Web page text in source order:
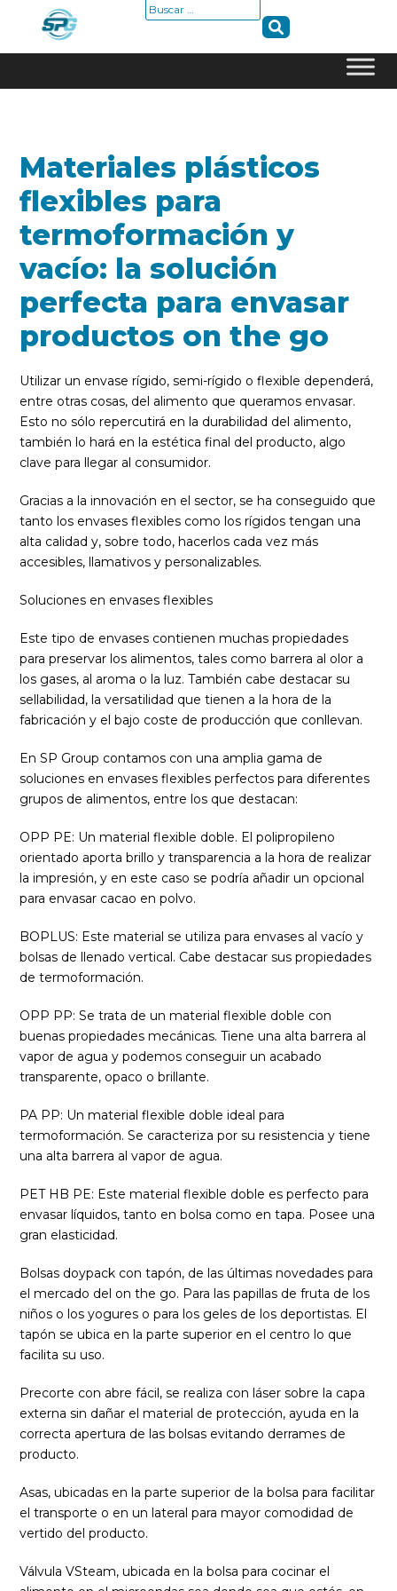
Buscar:
Materiales plásticos
flexibles para
termoformación y
vacío: la solución
perfecta para envasar
productos on the go
Utilizar un envase rígido, semi-rígido o flexible dependerá,
entre otras cosas, del alimento que queramos envasar.
Esto no sólo repercutirá en la durabilidad del alimento,
también lo hará en la estética final del producto, algo
clave para llegar al consumidor.
Gracias a la innovación en el sector, se ha conseguido que
tanto los envases flexibles como los rígidos tengan una
alta calidad y, sobre todo, hacerlos cada vez más
accesibles, llamativos y personalizables.
Soluciones en envases flexibles
Este tipo de envases contienen muchas propiedades
para preservar los alimentos, tales como barrera al olor a
los gases, al aroma o la luz. También cabe destacar su
sellabilidad, la versatilidad que tienen a la hora de la
fabricación y el bajo coste de producción que conllevan.
En SP Group contamos con una amplia gama de
soluciones en envases flexibles perfectos para diferentes
grupos de alimentos, entre los que destacan:
OPP PE: Un material flexible doble. El polipropileno
orientado aporta brillo y transparencia a la hora de realizar
la impresión, y en este caso se podría añadir un opcional
para envasar cacao en polvo.
BOPLUS: Este material se utiliza para envases al vacío y
bolsas de llenado vertical. Cabe destacar sus propiedades
de termoformación.
OPP PP: Se trata de un material flexible doble con
buenas propiedades mecánicas. Tiene una alta barrera al
vapor de agua y podemos conseguir un acabado
transparente, opaco o brillante.
PA PP: Un material flexible doble ideal para
termoformación. Se caracteriza por su resistencia y tiene
una alta barrera al vapor de agua.
PET HB PE: Este material flexible doble es perfecto para
envasar líquidos, tanto en bolsa como en tapa. Posee una
gran elasticidad.
Bolsas doypack con tapón, de las últimas novedades para
el mercado del on the go. Para las papillas de fruta de los
niños o los yogures o para los geles de los deportistas. El
tapón se ubica en la parte superior en el centro lo que
facilita su uso.
Precorte con abre fácil, se realiza con láser sobre la capa
externa sin dañar el material de protección, ayuda en la
correcta apertura de las bolsas evitando derrames de
producto.
Asas, ubicadas en la parte superior de la bolsa para facilitar
el transporte o en un lateral para mayor comodidad de
vertido del producto.
Válvula VSteam, ubicada en la bolsa para cocinar el